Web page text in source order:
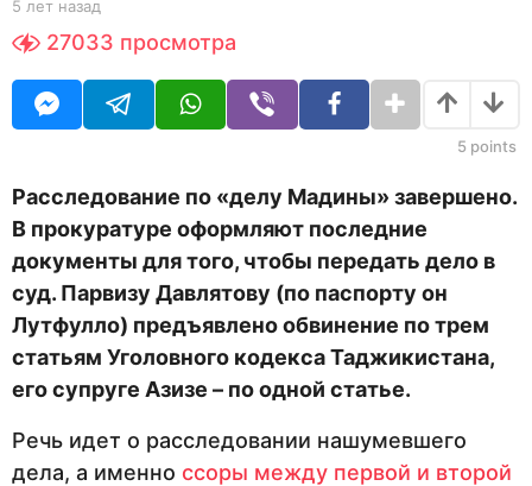
b
Y
5 лет назад
е
н
27033 просмотра
5 points
Расследование по «делу Мадины» завершено.
В прокуратуре оформляют последние
документы для того, чтобы передать дело в
суд. Парвизу Давлятову (по паспорту он
Лутфулло) предъявлено обвинение по трем
статьям Уголовного кодекса Таджикистана,
его супруге Азизе – по одной статье.
Речь идет о расследовании нашумевшего
дела, а именно ссоры между первой и второй